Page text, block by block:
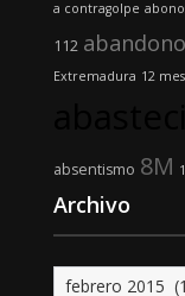
a contragolpe
112 abandono
Extremadura 12
absentismo 8M
Archivo
Archivo